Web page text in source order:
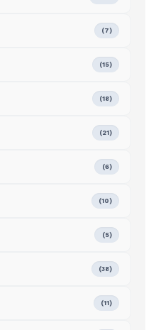
(7)
(15)
(18)
(21)
(6)
(10)
(5)
(38)
(11)